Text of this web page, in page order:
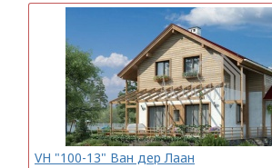
VH "100-13" Ван дер Лаан